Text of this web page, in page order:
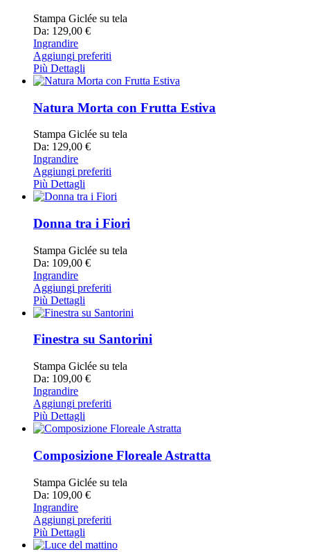
Stampa Giclée su tela
Da: 129,00 €
Ingrandire
Aggiungi preferiti
Più Dettagli
Natura Morta con Frutta Estiva
Stampa Giclée su tela
Da: 129,00 €
Ingrandire
Aggiungi preferiti
Più Dettagli
Donna tra i Fiori
Stampa Giclée su tela
Da: 109,00 €
Ingrandire
Aggiungi preferiti
Più Dettagli
Finestra su Santorini
Stampa Giclée su tela
Da: 109,00 €
Ingrandire
Aggiungi preferiti
Più Dettagli
Composizione Floreale Astratta
Stampa Giclée su tela
Da: 109,00 €
Ingrandire
Aggiungi preferiti
Più Dettagli